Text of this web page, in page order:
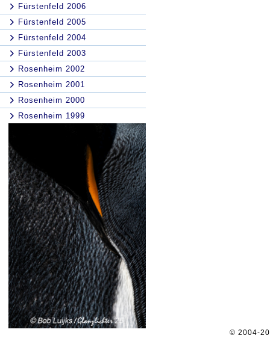
Fürstenfeld 2006
Fürstenfeld 2005
Fürstenfeld 2004
Fürstenfeld 2003
Rosenheim 2002
Rosenheim 2001
Rosenheim 2000
Rosenheim 1999
© 2004-